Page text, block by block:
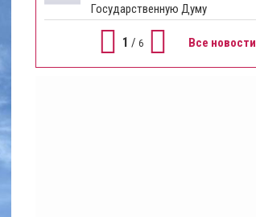
Государственную Думу
1 / 6 Все новости